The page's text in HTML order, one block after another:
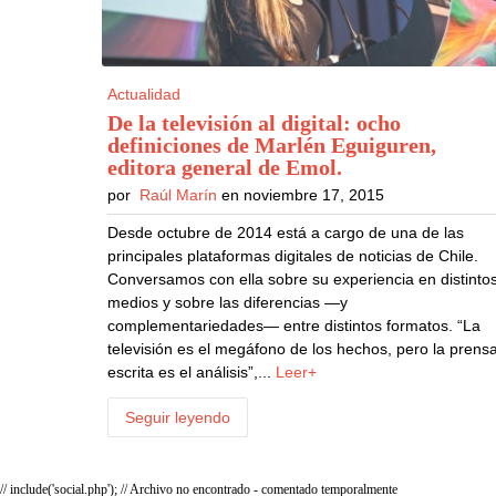
Actualidad
De la televisión al digital: ocho
definiciones de Marlén Eguiguren,
editora general de Emol.
por Raúl Marín en noviembre 17, 2015
Desde octubre de 2014 está a cargo de una de las
principales plataformas digitales de noticias de Chile.
Conversamos con ella sobre su experiencia en
medios y sobre las diferencias —y
complementariedades— entre distintos formatos. “La
televisión es el megáfono de los hechos, pero la
escrita es el análisis”,... Leer+
Seguir leyendo
// include('social.php'); // Archivo no encontrado - comentado temporalmente